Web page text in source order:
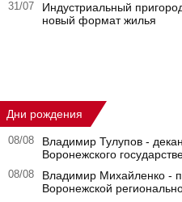
31/07
Индустриальный
новый формат жилья
Дни рождения
08/08
Владимир Тулупов -
Воронежского
08/08
Владимир Михайленко -
Воронежской